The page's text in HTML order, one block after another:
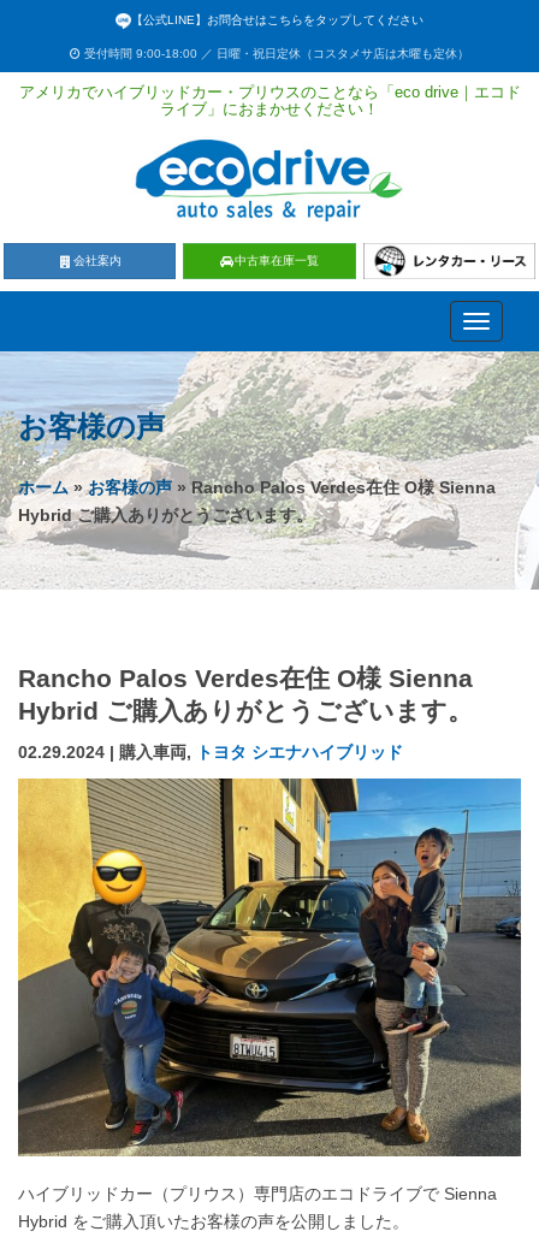
【公式LINE】お問合せはこちらをタップしてください
受付時間 9:00-18:00 ／ 日曜・祝日定休（コスタメサ店は木曜も定休）
アメリカでハイブリッドカー・プリウスのことなら「eco drive｜エコド
ライブ」におまかせください！
会社案内 中古車在庫一覧
Toggle
お客様の声
ホーム»お客様の声 » Rancho Palos Verdes在住 O様 Sienna
Hybrid ご購入ありがとうございます。
Rancho Palos Verdes在住 O様 Sienna
Hybrid ご購入ありがとうございます。
02.29.2024 | 購入車両, トヨタ シエナハイブリッド
ハイブリッドカー（プリウス）専門店のエコドライブで Sienna
Hybrid をご購入頂いたお客様の声を公開しました。